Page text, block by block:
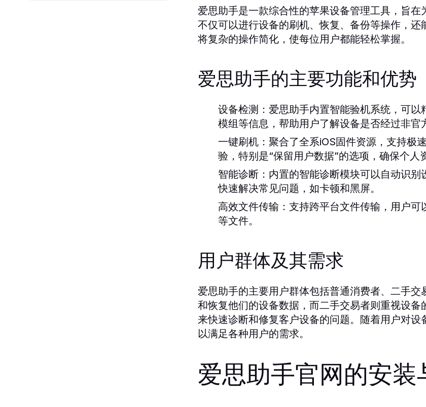
爱思助手是一款综合性的苹果设备管理工具，旨
不仅可以进行设备的刷机、恢复、备份等操作，
将复杂的操作简化，使每位用户都能轻松掌握。
爱思助手的主要功能和优势
设备检测： 爱思助手内置智能验机系统，可
模组等信息，帮助用户了解设备是否经过非官
一键刷机： 聚合了全系iOS固件资源，支持极
验，特别是“保留用户数据”的选项，确保个人
智能诊断： 内置的智能诊断模块可以自动识
快速解决常见问题，如卡顿和黑屏。
高效文件传输： 支持跨平台文件传输，用户可
等文件。
用户群体及其需求
爱思助手的主要用户群体包括普通消费者、二手
和恢复他们的设备数据，而二手交易者则重视设
来快速诊断和修复客户设备的问题。随着用户对
以满足各种用户的需求。
爱思助手官网的安装